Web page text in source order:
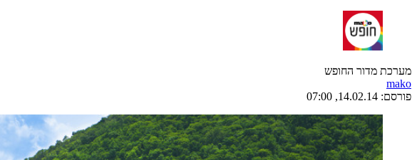
מערכת מדור החופש
mako
פורסם: 14.02.14, 07:00